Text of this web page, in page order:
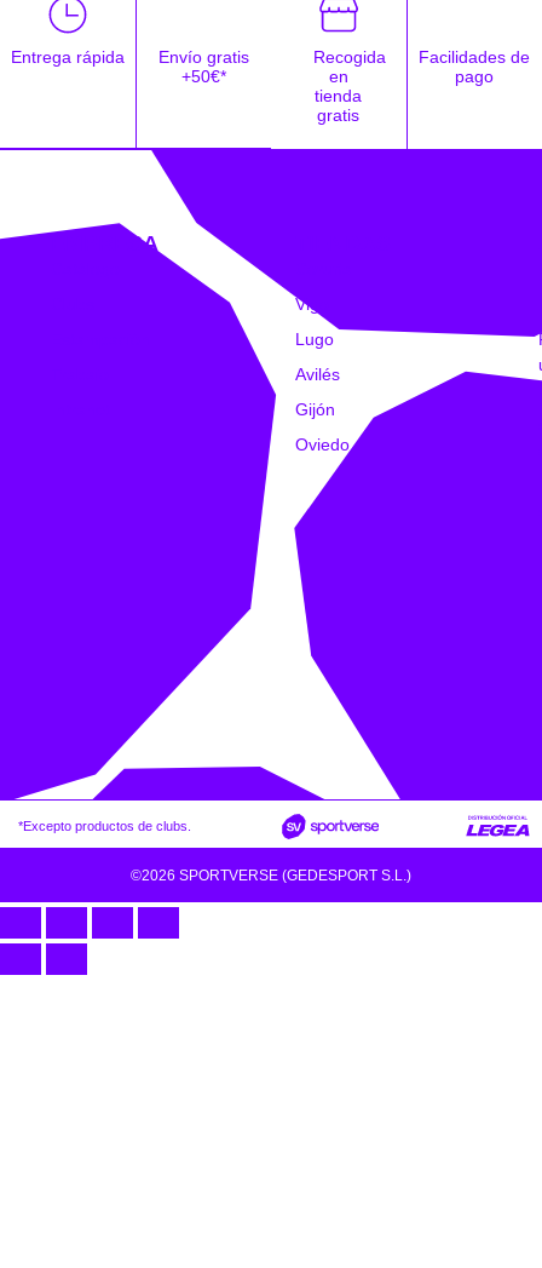
Entrega rápida
Envío gratis
+50€*
Recogida
en
tienda
gratis
Facilidades de
pago
EMPRESA
Vigo
Lugo
Avilés
Gijón
Oviedo
*Excepto productos de clubs.
©2026 SPORTVERSE (GEDESPORT S.L.)